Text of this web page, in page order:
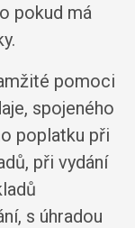
pokud má
pomoci
spojeného
poplatku při
při vydání
s úhradou